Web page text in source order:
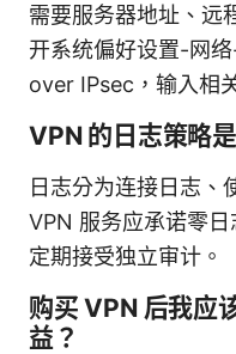
需要服务器地址、远
开系统偏好设置-网
over IPsec，输入相
VPN 的日志策略
日志分为连接日志、
VPN 服务应承诺零
定期接受独立审计。
购买 VPN 后我应
益？